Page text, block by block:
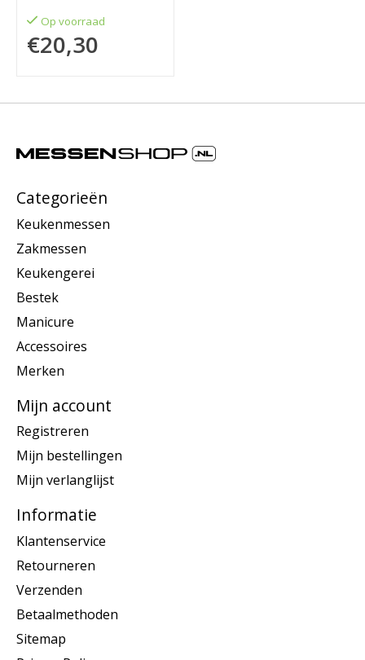
vernikkeld
Op voorraad
€20,30
Categorieën
Keukenmessen
Zakmessen
Keukengerei
Bestek
Manicure
Accessoires
Merken
Mijn account
Registreren
Mijn bestellingen
Mijn verlanglijst
Informatie
Klantenservice
Retourneren
Verzenden
Betaalmethoden
Sitemap